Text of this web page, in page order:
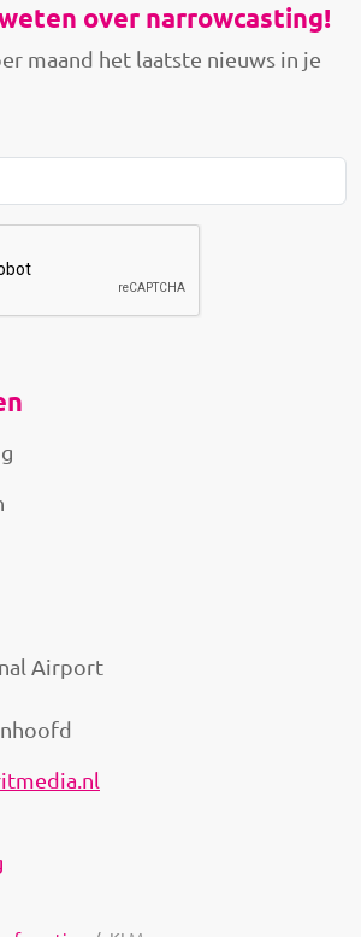
over narrowcasting!
maand het laatste nieuws in je
Airport